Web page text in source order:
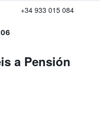
+34 933 015 084
a Pensión